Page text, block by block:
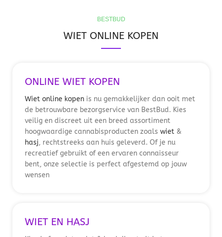
BESTBUD
WIET ONLINE KOPEN
ONLINE WIET KOPEN
Wiet online kopen is nu gemakkelijker dan ooit met
de betrouwbare bezorgservice van BestBud. Kies
veilig en discreet uit een breed assortiment
hoogwaardige cannabisproducten zoals wiet &
hasj, rechtstreeks aan huis geleverd. Of je nu
recreatief gebruikt of een ervaren connaisseur
bent, onze selectie is perfect afgestemd op jouw
wensen
WIET EN HASJ